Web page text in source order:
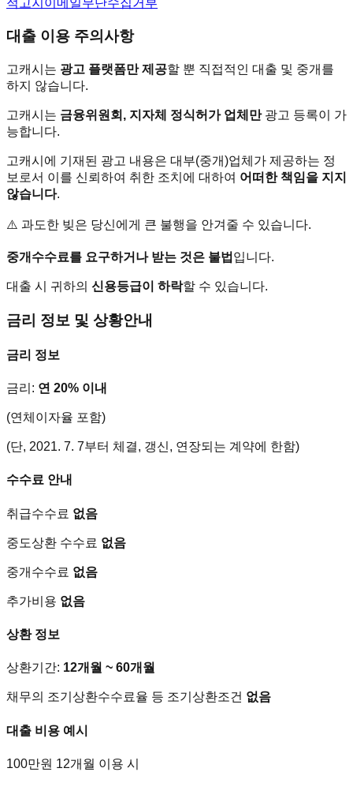
대출 이용 주의사항
고캐시는 광고 플랫폼만 제공할 뿐 직접적인 대출 및 중개를
하지 않습니다.
고캐시는 금융위원회, 지자체 정식허가 업체만광고 등록이 가
능합니다.
고캐시에 기재된 광고 내용은 대부(중개)업체가 제공하는 정
보로서 이를 신뢰하여 취한 조치에 대하여 어떠한 책임을 지지
않습니다.
⚠️ 과도한 빚은 당신에게 큰 불행을 안겨줄 수 있습니다.
중개수수료를 요구하거나 받는 것은 불법 입니다.
대출 시 귀하의 신용등급이 하락할 수 있습니다.
금리 정보 및 상황안내
금리 정보
금리: 연 20% 이내
(연체이자율 포함)
(단, 2021. 7. 7부터 체결, 갱신, 연장되는 계약에 한함)
수수료 안내
취급수수료 없음
중도상환 수수료 없음
중개수수료 없음
추가비용 없음
상환 정보
상환기간: 12개월 ~ 60개월
채무의 조기상환수수료율 등 조기상환조건 없음
대출 비용 예시
100만원 12개월 이용 시